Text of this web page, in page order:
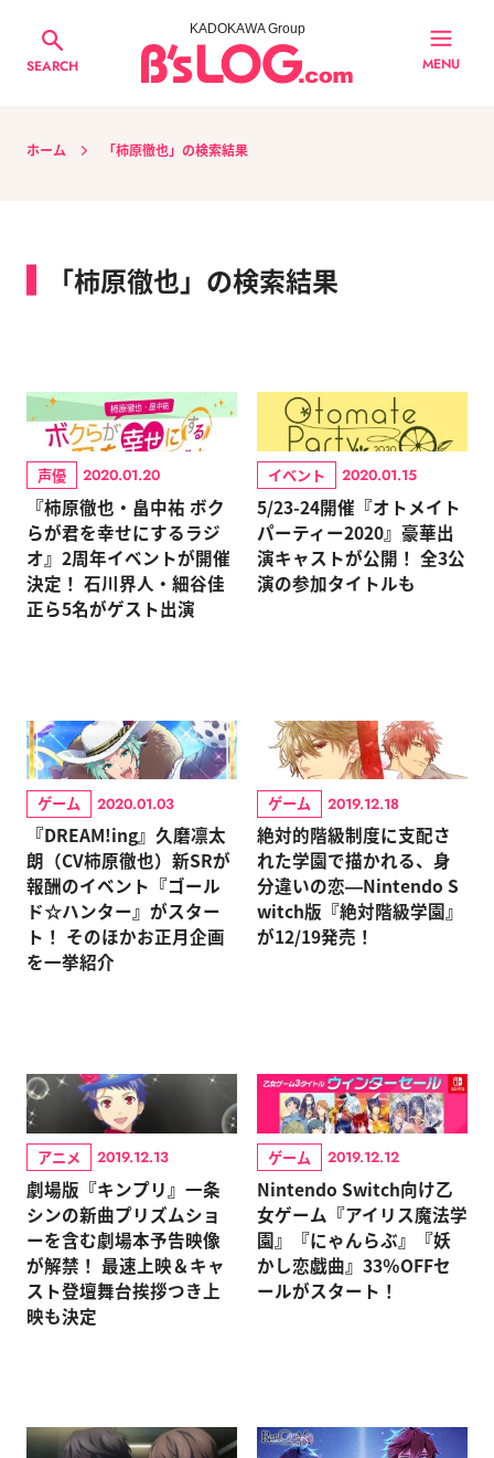
SEARCH
KADOKAWA Group
MENU
ホーム 「柿原徹也」の検索結果
「柿原徹也」の検索結果
声優 2020.01.20
『柿原徹也・畠中祐 ボク
らが君を幸せにするラジ
オ』2周年イベントが開催
決定！ 石川界人・細谷佳
正ら5名がゲスト出演
イベント 2020.01.15
5/23-24開催『オトメイト
パーティー2020』豪華出
演キャストが公開！ 全3公
演の参加タイトルも
ゲーム 2020.01.03
『DREAM!ing』久磨凛太
朗（CV柿原徹也）新SRが
報酬のイベント『ゴール
ド☆ハンター』がスター
ト！ そのほかお正月企画
を一挙紹介
ゲーム 2019.12.18
絶対的階級制度に支配さ
れた学園で描かれる、身
分違いの恋―Nintendo S
witch版『絶対階級学園』
が12/19発売！
アニメ 2019.12.13
劇場版『キンプリ』一条
シンの新曲プリズムショ
ーを含む劇場本予告映像
が解禁！ 最速上映＆キャ
スト登壇舞台挨拶つき上
映も決定
ゲーム 2019.12.12
Nintendo Switch向け乙
女ゲーム『アイリス魔法学
園』『にゃんらぶ』『妖
かし恋戯曲』33％OFFセ
ールがスタート！